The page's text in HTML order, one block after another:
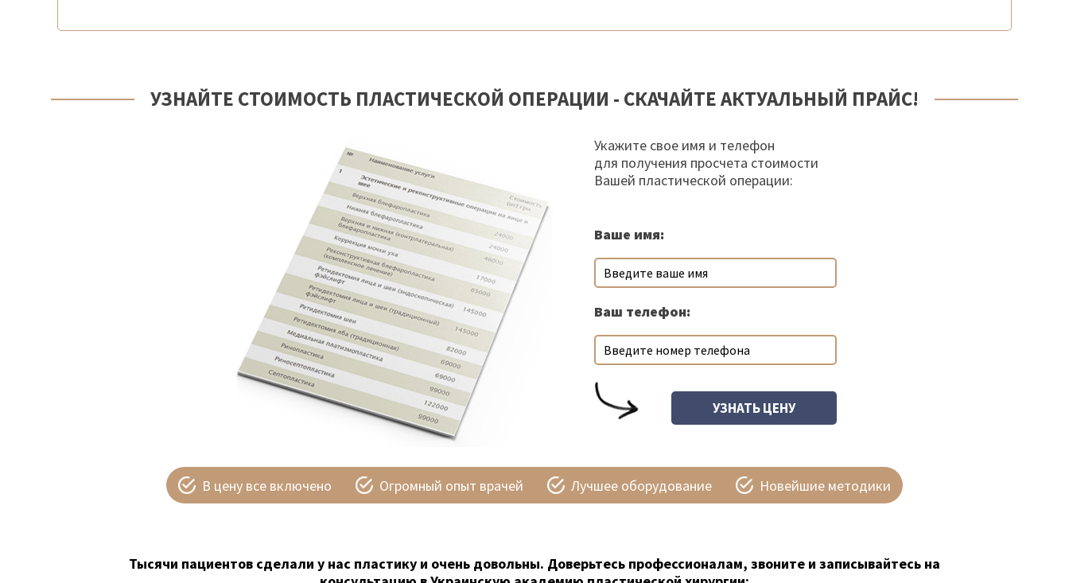
УЗНАЙТЕ СТОИМОСТЬ ПЛАСТИЧЕСКОЙ ОПЕРАЦИИ - СКАЧАЙТЕ АКТУАЛЬНЫЙ ПРАЙС!
Укажите свое имя и телефон
для получения просчета стоимости
Вашей пластической операции:
Ваше имя:
Ваш телефон:
В цену все включено Огромный опыт врачей Лучшее оборудование Новейшие методики
Тысячи пациентов сделали у нас пластику и очень довольны. Доверьтесь профессионалам, звоните и записывайтесь на